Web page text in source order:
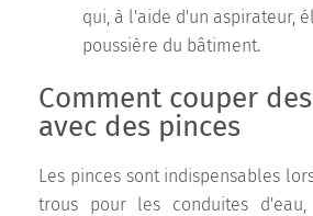
qui, à l'aide d'un aspirateur,
poussière du bâtiment.
Comment couper
avec des pinces
Les pinces sont indispensables
trous pour les conduites